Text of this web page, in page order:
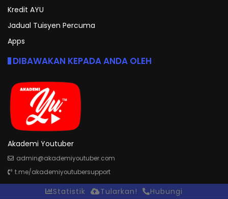
Kredit AYU
Jadual Tuisyen Percuma
Apps
DIBAWAKAN KEPADA ANDA OLEH
Akademi Youtuber
admin@akademiyoutuber.com
t.me/akademiyoutubersupport
Statistik Tularkan! Hubungi